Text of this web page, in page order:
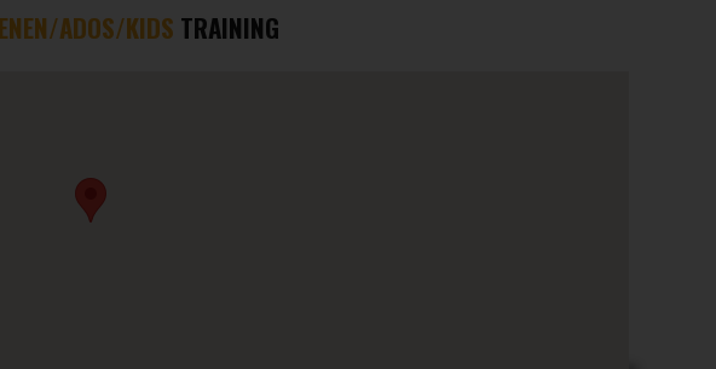
ADOS/KIDS TRAINING